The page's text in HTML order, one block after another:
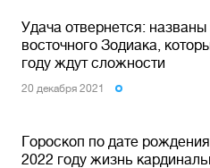
Удача отвернется: названы
восточного Зодиака,
году ждут сложности
20 декабря 2021
Гороскоп по дате
2022 году жизнь